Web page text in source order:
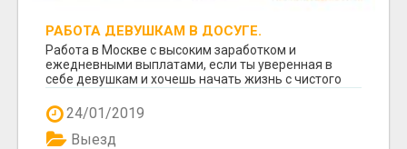
РАБОТА ДЕВУШКАМ В ДОСУГЕ.
Работа в Москве с высоким заработком и
ежедневными выплатами, если ты уверенная в
себе девушкам и хочешь начать жизнь с чистого
24/01/2019
Выезд